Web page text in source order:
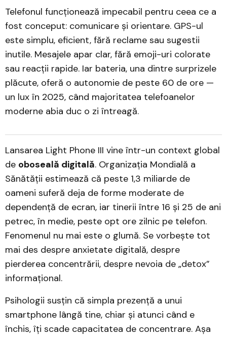
Telefonul funcționează impecabil pentru ceea ce a
fost conceput: comunicare și orientare. GPS-ul
este simplu, eficient, fără reclame sau sugestii
inutile. Mesajele apar clar, fără emoji-uri colorate
sau reacții rapide. Iar bateria, una dintre surprizele
plăcute, oferă o autonomie de peste 60 de ore —
un lux în 2025, când majoritatea telefoanelor
moderne abia duc o zi întreagă.
Lansarea Light Phone III vine într-un context global
de oboseală digitală. Organizația Mondială a
Sănătății estimează că peste 1,3 miliarde de
oameni suferă deja de forme moderate de
dependență de ecran, iar tinerii între 16 și 25 de ani
petrec, în medie, peste opt ore zilnic pe telefon.
Fenomenul nu mai este o glumă. Se vorbește tot
mai des despre anxietate digitală, despre
pierderea concentrării, despre nevoia de „detox”
informațional.
Psihologii susțin că simpla prezență a unui
smartphone lângă tine, chiar și atunci când e
închis, îți scade capacitatea de concentrare. Așa